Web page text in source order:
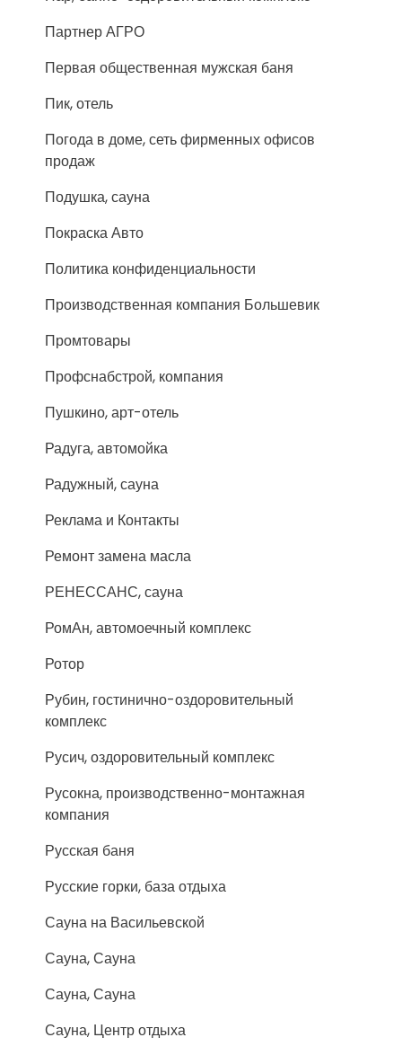
Партнер АГРО
Первая общественная мужская баня
Пик, отель
Погода в доме, сеть фирменных офисов
продаж
Подушка, сауна
Покраска Авто
Политика конфиденциальности
Производственная компания Большевик
Промтовары
Профснабстрой, компания
Пушкино, арт-отель
Радуга, автомойка
Радужный, сауна
Реклама и Контакты
Ремонт замена масла
РЕНЕССАНС, сауна
РомАн, автомоечный комплекс
Ротор
Рубин, гостинично-оздоровительный
комплекс
Русич, оздоровительный комплекс
Русокна, производственно-монтажная
компания
Русская баня
Русские горки, база отдыха
Сауна на Васильевской
Сауна, Сауна
Сауна, Сауна
Сауна, Центр отдыха